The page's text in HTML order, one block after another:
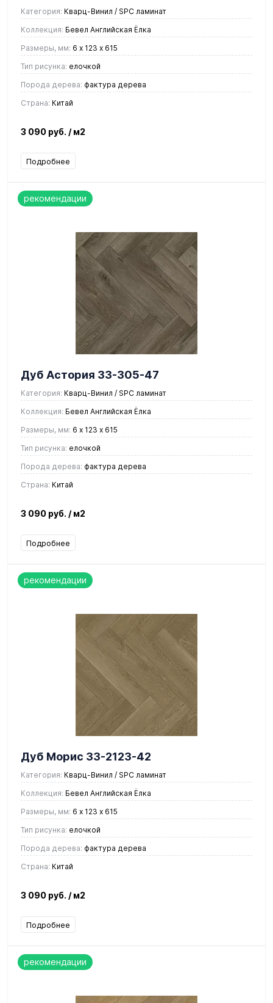
Категория: Кварц-Винил / SPC ламинат
Коллекция: Бевел Английская Ёлка
Размеры, мм: 6 х 123 х 615
Тип рисунка: елочкой
Порода дерева: фактура дерева
Страна: Китай
3 090 руб. / м2
Подробнее
рекомендации
Дуб Астория 33-305-47
Категория: Кварц-Винил / SPC ламинат
Коллекция: Бевел Английская Ёлка
Размеры, мм: 6 х 123 х 615
Тип рисунка: елочкой
Порода дерева: фактура дерева
Страна: Китай
3 090 руб. / м2
Подробнее
рекомендации
Дуб Морис 33-2123-42
Категория: Кварц-Винил / SPC ламинат
Коллекция: Бевел Английская Ёлка
Размеры, мм: 6 х 123 х 615
Тип рисунка: елочкой
Порода дерева: фактура дерева
Страна: Китай
3 090 руб. / м2
Подробнее
рекомендации